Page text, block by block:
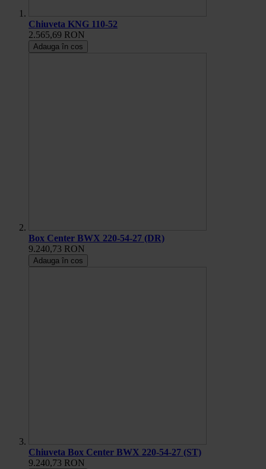
Chiuveta KNG 110-52
2.565,69 RON
Adauga în cos
Box Center BWX 220-54-27 (DR)
9.240,73 RON
Adauga în cos
Chiuveta Box Center BWX 220-54-27 (ST)
9.240,73 RON